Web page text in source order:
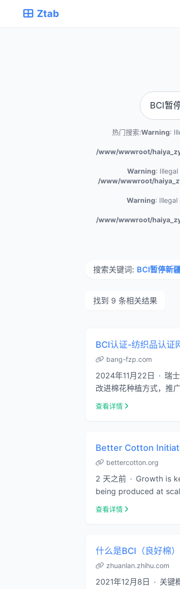
Ztab
热门搜索:Warning:
/www/wwwroot/
Warning:
/www/wwwroot/
Warning:
/www/wwwroot/
搜索关键词: BCI暂停新
找到 9 条相关结果
BCI认证-纺织品认证
bang-fzp.com
2024年11月22日 · 瑞
改进棉花种植方式，推
查看详情
Better Cotton
bettercotton.org
2 天之前 · Growth is
being produced at
查看详情
什么是BCI（良好棉
zhuanlan.zhihu.com
2021年12月8日 · 关键